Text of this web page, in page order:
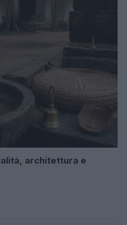
architettura e